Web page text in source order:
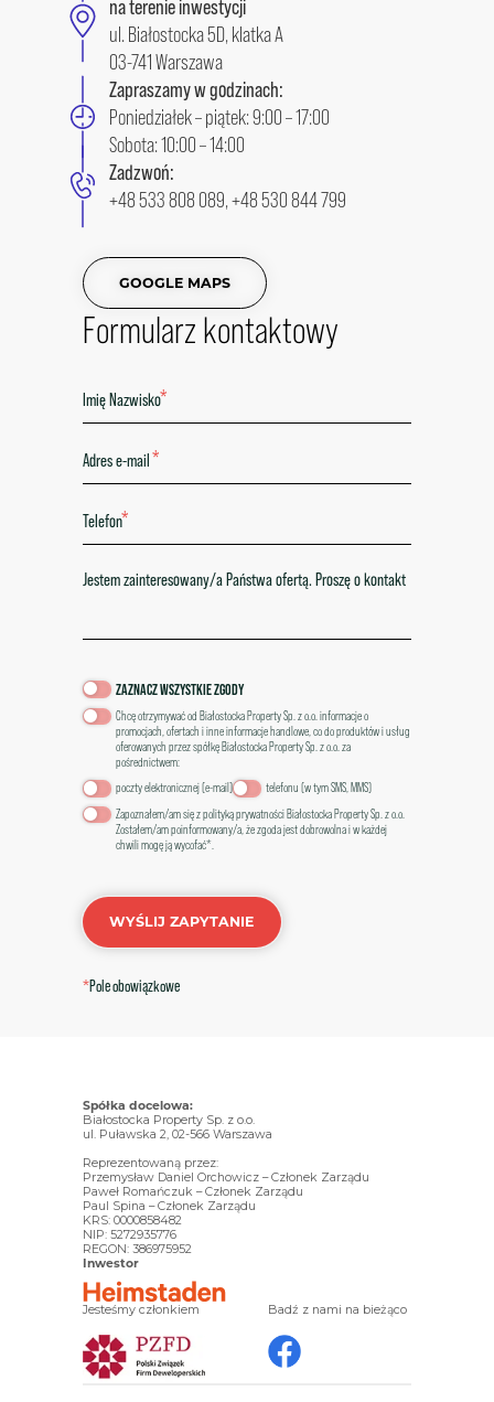
na terenie inwestycji
ul. Białostocka 5D, klatka A
03-741 Warszawa
Zapraszamy w godzinach:
Poniedziałek – piątek: 9:00 – 17:00
Sobota: 10:00 – 14:00
Zadzwoń:
+48 533 808 089,+48 530 844 799
GOOGLE MAPS
Formularz kontaktowy
*
*
*
ZAZNACZ WSZYSTKIE ZGODY
Chcę otrzymywać od Białostocka Property Sp. z o.o. informacje o
promocjach, ofertach i inne informacje handlowe, co do produktów i usług
oferowanych przez spółkę Białostocka Property Sp. z o.o. za
pośrednictwem:
poczty elektronicznej (e-mail)
telefonu (w tym SMS, MMS)
Zapoznałem/am się zpolityką prywatności Białostocka Property Sp. z o.o.
Zostałem/am poinformowany/a, że zgoda jest dobrowolna i w każdej
chwili mogę ją wycofać*.
WYŚLIJ ZAPYTANIE
*Pole obowiązkowe
Spółka docelowa:
Białostocka Property Sp. z o.o.
ul. Puławska 2, 02-566 Warszawa
Reprezentowaną przez:
Przemysław Daniel Orchowicz – Członek Zarządu
Paweł Romańczuk – Członek Zarządu
Paul Spina – Członek Zarządu
KRS: 0000858482
NIP: 5272935776
REGON: 386975952
Inwestor
Jesteśmy członkiem Badź z nami na bieżąco